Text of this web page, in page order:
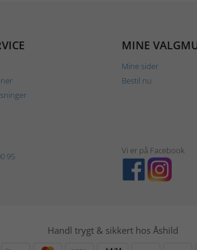
MINE
Mine sider
Bestil nu
95
Vi er på Facebook
Handl trygt & sikkert hos Åshild